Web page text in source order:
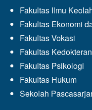
Fakultas Ilmu
Fakultas Ekonomi
Fakultas Vokasi
Fakultas Kedokteran
Fakultas Psikologi
Fakultas Hukum
Sekolah